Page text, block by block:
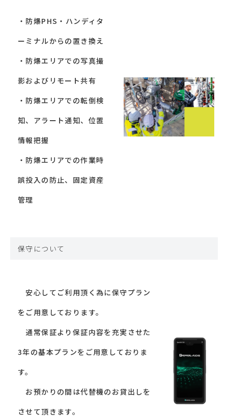
・防爆PHS・ハンディタ
ーミナルからの置き換え
・防爆エリアでの写真撮
影およびリモート共有
・防爆エリアでの転倒検
知、アラート通知、位置
情報把握
・防爆エリアでの作業時
誤投入の防止、固定資産
管理
保守について
安心してご利用頂く為に保守プラン
をご用意しております。
通常保証より保証内容を充実させた
3年の基本プランをご用意しておりま
す。
お預かりの間は代替機のお貸出しを
させて頂きます。